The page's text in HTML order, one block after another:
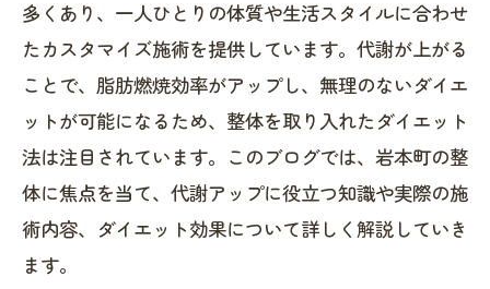
多くあり、一人ひとりの体質や生活スタイルに合わせ
たカスタマイズ施術を提供しています。代謝が上がる
ことで、脂肪燃焼効率がアップし、無理のないダイエ
ットが可能になるため、整体を取り入れたダイエット
法は注目されています。このブログでは、岩本町の整
体に焦点を当て、代謝アップに役立つ知識や実際の施
術内容、ダイエット効果について詳しく解説していき
ます。